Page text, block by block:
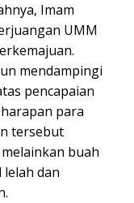
Imam
UMM
mendampingi
pencapaian
para
tersebut
buah
dan